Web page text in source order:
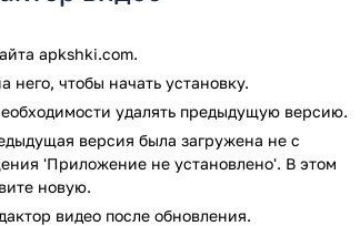
apkshki.com.
чтобы начать установку.
удалять предыдущую версию.
версия была загружена не с
'Приложение не установлено'. В этом
новую.
видео после обновления.